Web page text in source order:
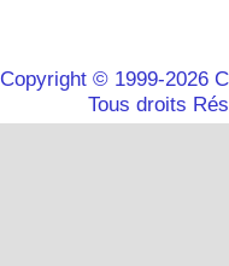
Copyright © 1999-2026
Tous droits